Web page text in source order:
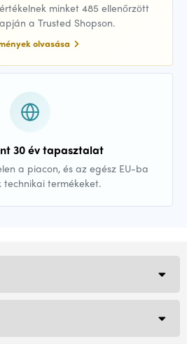
minket 485 ellenőrzött
a Trusted Shopson.
olvasása
30 év tapasztalat
a piacon, és az egész EU-ba
technikai termékeket.